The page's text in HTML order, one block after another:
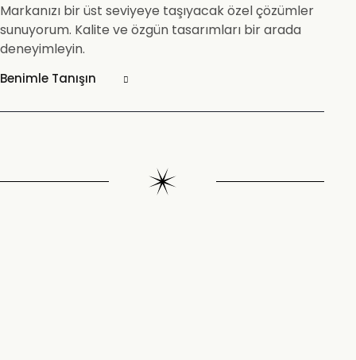
Markanızı bir üst seviyeye taşıyacak özel çözümler
sunuyorum. Kalite ve özgün tasarımları bir arada
deneyimleyin.
Benimle Tanışın